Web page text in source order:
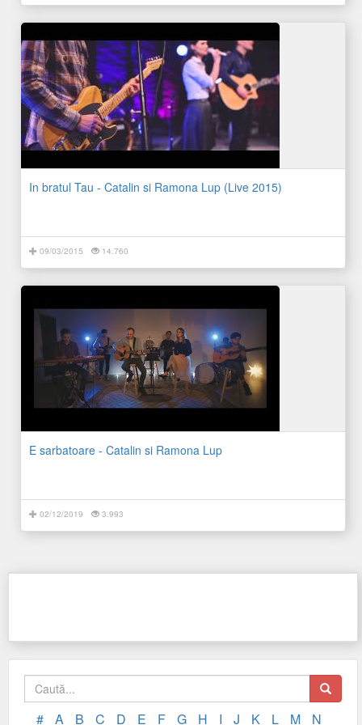
In bratul Tau - Catalin si Ramona Lup (Live 2015)
09/03/2015 14.760
E sarbatoare - Catalin si Ramona Lup
02/12/2019 3.993
# A B C D E F G H I J K L M
N